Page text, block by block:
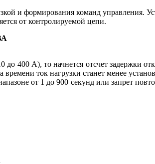
и формирования команд управления.
от контролируемой цепи.
400 А), то начнется отсчет задержки
ток нагрузки станет менее
от 1 до 900 секунд или запрет